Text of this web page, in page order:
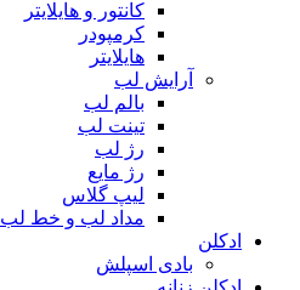
کانتور و هایلایتر
کرمپودر
هایلایتر
آرایش لب
بالم لب
تینت لب
رژ لب
رژ مایع
لیپ گلاس
مداد لب و خط لب
ادکلن
بادی اسپلش